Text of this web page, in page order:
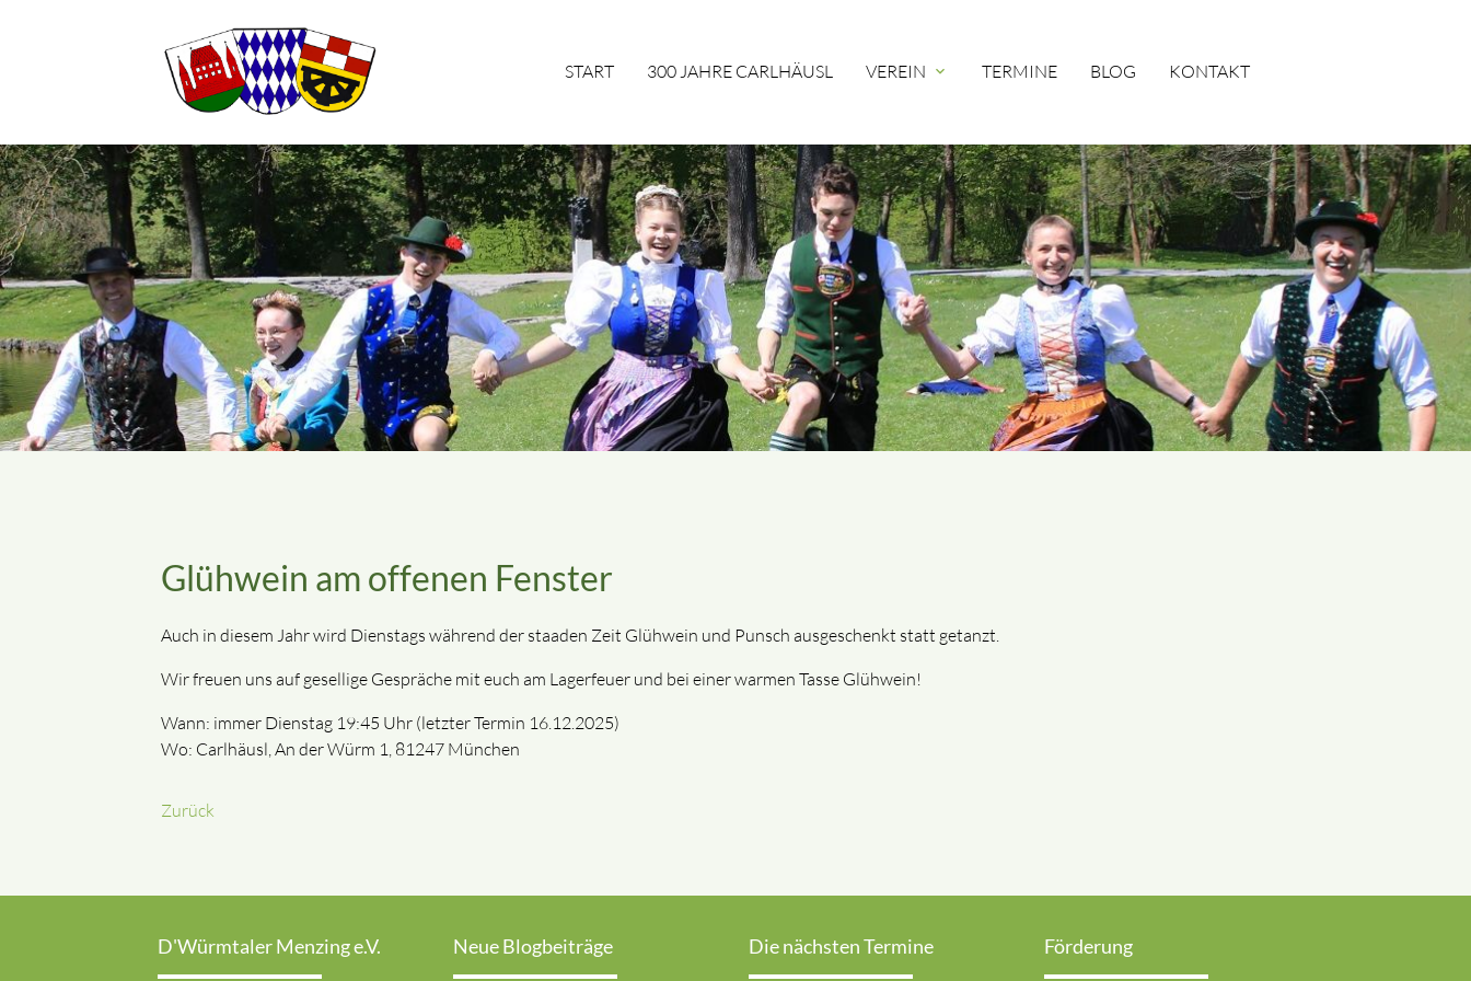
START 300 JAHRE CARLHÄUSL VEREIN expand_more TERMINE BLOG KONTAKT
Suchbegriffe SUCHEN
Glühwein am offenen Fenster
Auch in diesem Jahr wird Dienstags während der staaden Zeit Glühwein und Punsch ausgeschenkt statt getanzt.
Wir freuen uns auf gesellige Gespräche mit euch am Lagerfeuer und bei einer warmen Tasse Glühwein!
Wann: immer Dienstag 19:45 Uhr (letzter Termin 16.12.2025)
Wo: Carlhäusl, An der Würm 1, 81247 München
Zurück
D'Würmtaler Menzing e.V. Neue Blogbeiträge Die nächsten Termine Förderung